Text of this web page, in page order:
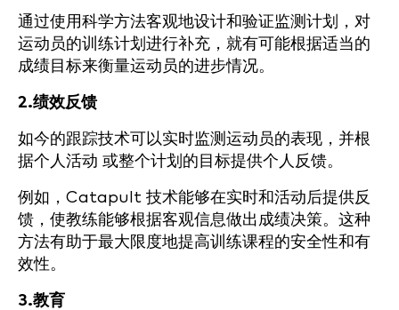
通过使用科学方法客观地设计和验证监测计划，对
运动员的训练计划进行补充，就有可能根据适当的
成绩目标来衡量运动员的进步情况。
2.绩效反馈
如今的跟踪技术可以实时监测运动员的表现，并根
据个人活动 或整个计划的目标提供个人反馈。
例如，Catapult 技术能够在实时和活动后提供反
馈，使教练能够根据客观信息做出成绩决策。这种
方法有助于最大限度地提高训练课程的安全性和有
效性。
3.教育